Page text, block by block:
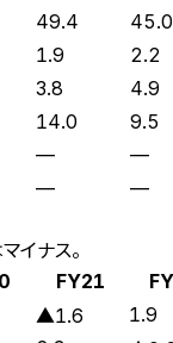
49.4 45.0
1.9 2.2
3.8 4.9
14.0 9.5
— —
— —
イナス。
FY21
▲1.6 1.9